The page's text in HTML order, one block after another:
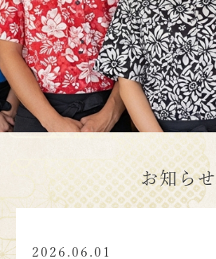
お知らせ
2026.06.01